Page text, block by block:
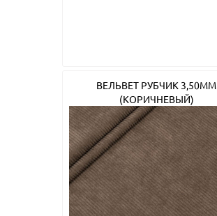
ВЕЛЬВЕТ РУБЧИК 3,50ММ
(КОРИЧНЕВЫЙ)